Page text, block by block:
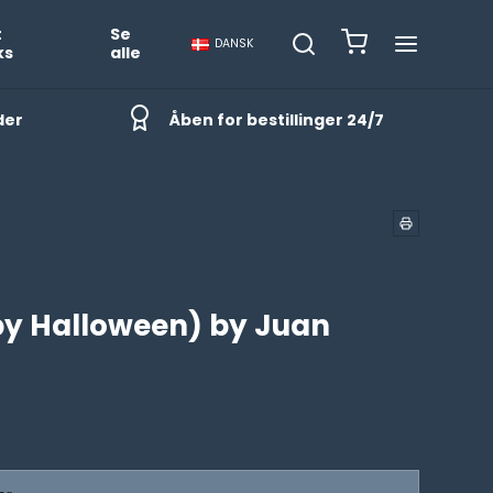
Se
alle
DANSK
Åben for bestillinger 24/7
Halloween) by Juan